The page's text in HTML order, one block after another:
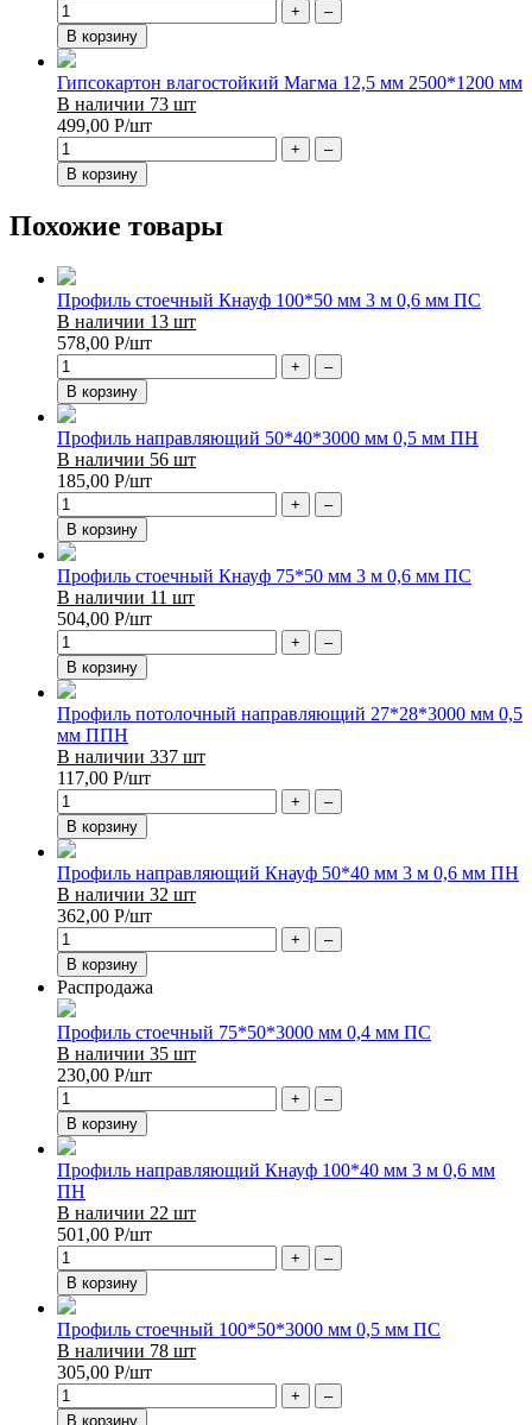
+
–
В корзину
Гипсокартон влагостойкий Магма 12,5 мм 2500*1200 мм
В наличии 73 шт
499,00 Р/шт
+
–
В корзину
Похожие товары
Профиль стоечный Кнауф 100*50 мм 3 м 0,6 мм ПС
В наличии 13 шт
578,00 Р/шт
+
–
В корзину
Профиль направляющий 50*40*3000 мм 0,5 мм ПН
В наличии 56 шт
185,00 Р/шт
+
–
В корзину
Профиль стоечный Кнауф 75*50 мм 3 м 0,6 мм ПС
В наличии 11 шт
504,00 Р/шт
+
–
В корзину
Профиль потолочный направляющий 27*28*3000 мм 0,5
мм ППН
В наличии 337 шт
117,00 Р/шт
+
–
В корзину
Профиль направляющий Кнауф 50*40 мм 3 м 0,6 мм ПН
В наличии 32 шт
362,00 Р/шт
+
–
В корзину
Распродажа
Профиль стоечный 75*50*3000 мм 0,4 мм ПС
В наличии 35 шт
230,00 Р/шт
+
–
В корзину
Профиль направляющий Кнауф 100*40 мм 3 м 0,6 мм
ПН
В наличии 22 шт
501,00 Р/шт
+
–
В корзину
Профиль стоечный 100*50*3000 мм 0,5 мм ПС
В наличии 78 шт
305,00 Р/шт
+
–
В корзину